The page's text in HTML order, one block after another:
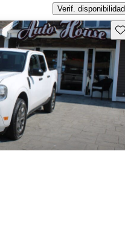
Verif. disponibilidad